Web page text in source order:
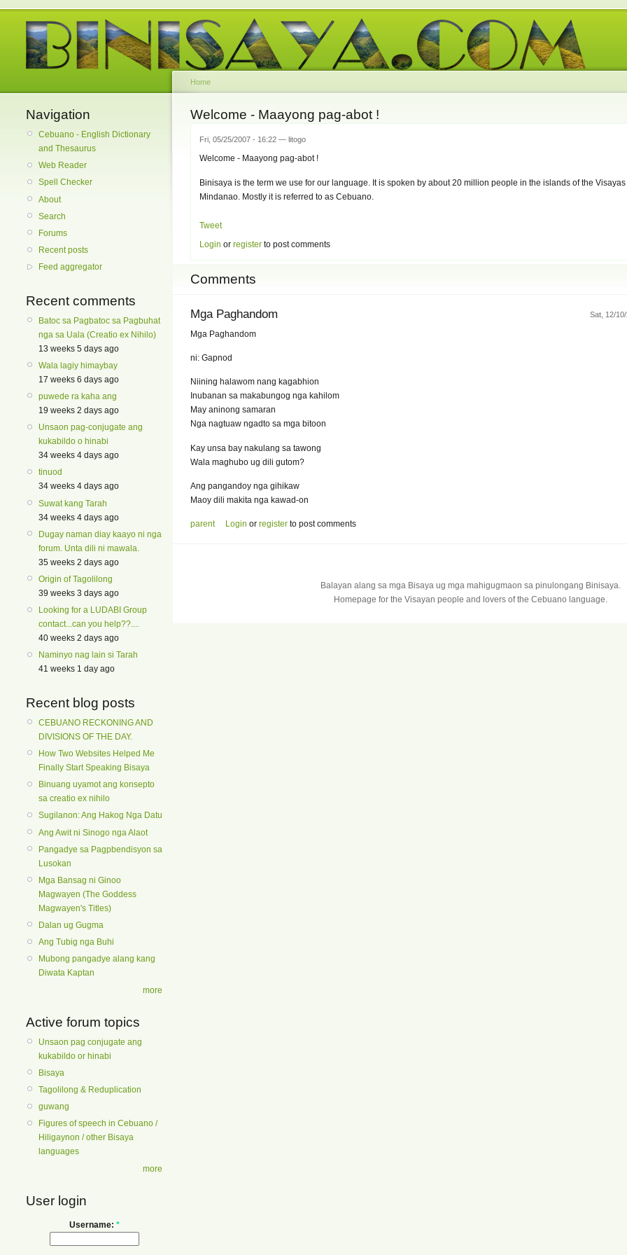
Navigation
Cebuano - English Dictionary
and Thesaurus
Web Reader
Spell Checker
About
Search
Forums
Recent posts
Feed aggregator
Recent comments
Batoc sa Pagbatoc sa Pagbuhat
nga sa Uala (Creatio ex Nihilo)
13 weeks 5 days ago
Wala lagiy himaybay
17 weeks 6 days ago
puwede ra kaha ang
19 weeks 2 days ago
Unsaon pag-conjugate ang
kukabildo o hinabi
34 weeks 4 days ago
tinuod
34 weeks 4 days ago
Suwat kang Tarah
34 weeks 4 days ago
Dugay naman diay kaayo ni nga
forum. Unta dili ni mawala.
35 weeks 2 days ago
Origin of Tagolilong
39 weeks 3 days ago
Looking for a LUDABI Group
contact...can you help??....
40 weeks 2 days ago
Naminyo nag lain si Tarah
41 weeks 1 day ago
Recent blog posts
CEBUANO RECKONING AND
DIVISIONS OF THE DAY.
How Two Websites Helped Me
Finally Start Speaking Bisaya
Binuang uyamot ang konsepto
sa creatio ex nihilo
Sugilanon: Ang Hakog Nga Datu
Ang Awit ni Sinogo nga Alaot
Pangadye sa Pagpbendisyon sa
Lusokan
Mga Bansag ni Ginoo
Magwayen (The Goddess
Magwayen's Titles)
Dalan ug Gugma
Ang Tubig nga Buhi
Mubong pangadye alang kang
Diwata Kaptan
more
Active forum topics
Unsaon pag conjugate ang
kukabildo or hinabi
Bisaya
Tagolilong & Reduplication
guwang
Figures of speech in Cebuano /
Hiligaynon / other Bisaya
languages
more
User login
Username: *
Home
Welcome - Maayong pag-abot !
Fri, 05/25/2007 - 16:22 — litogo
Welcome - Maayong pag-abot !
Binisaya is the term we use for our language. It is spoken by about 20 million people in the islands of the Visayas
Mindanao. Mostly it is referred to as Cebuano.
Tweet
Login or register to post comments
Comments
Sat, 12/
Mga Paghandom
Mga Paghandom
ni: Gapnod
Niining halawom nang kagabhion
Inubanan sa makabungog nga kahilom
May aninong samaran
Nga nagtuaw ngadto sa mga bitoon
Kay unsa bay nakulang sa tawong
Wala maghubo ug dili gutom?
Ang pangandoy nga gihikaw
Maoy dili makita nga kawad-on
parent Login or register to post comments
Balayan alang sa mga Bisaya ug mga mahigugmaon sa pinulongang Binisaya.
Homepage for the Visayan people and lovers of the Cebuano language.